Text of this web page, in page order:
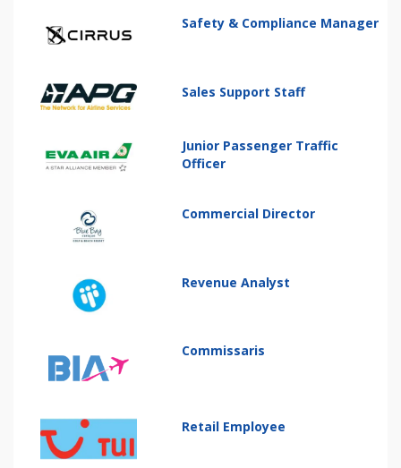
Safety & Compliance Manager
Sales Support Staff
Junior Passenger Traffic
Officer
Commercial Director
Revenue Analyst
Commissaris
Retail Employee